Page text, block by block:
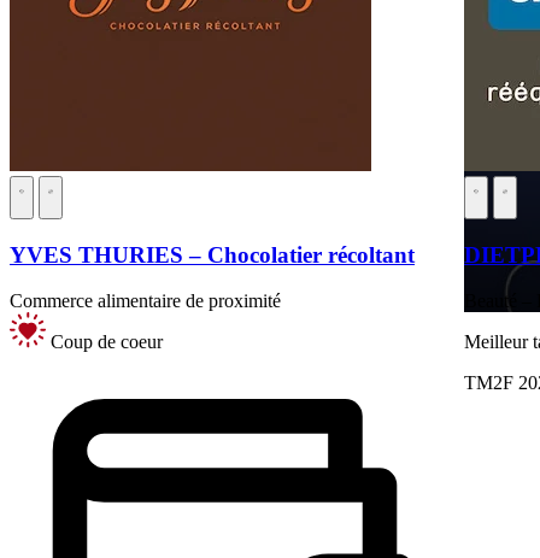
YVES THURIES – Chocolatier récoltant
Commerce alimentaire de proximité
Coup de coeur
Beauté
Meilleur
TM2F